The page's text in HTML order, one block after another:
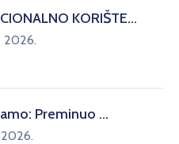
KORIŠTE…
2026.
Preminuo …